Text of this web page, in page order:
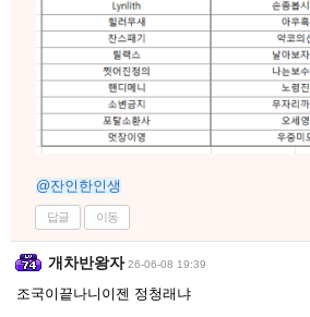
@잔인한인생
답글 이동
개차반왕자 26-06-08 19:39
조국이끝나니이젠 정청래냐